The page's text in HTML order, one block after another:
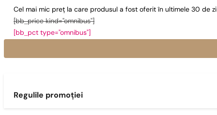
Cel mai mic preț la care produsul a fost oferit în ultimele 30 de
[bb_price kind="omnibus"]
[bb_pct type="omnibus"]
Regulile promoției